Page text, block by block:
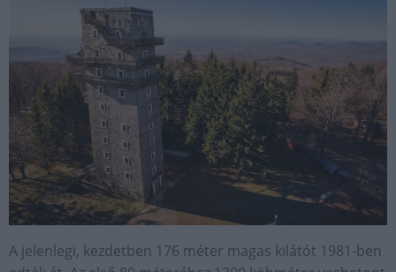
A jelenlegi, kezdetben 176 méter magas kilátót 1981-ben